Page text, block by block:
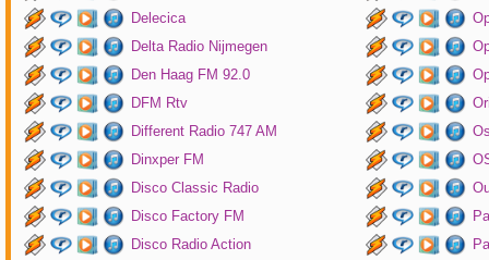
Delecica
Delta Radio Nijmegen
Den Haag FM 92.0
DFM Rtv
Different Radio 747 AM
Dinxper FM
Disco Classic Radio
Disco Factory FM
Disco Radio Action